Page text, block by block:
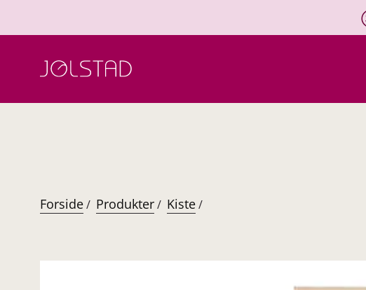
Forside/ Produkter/ Kiste/